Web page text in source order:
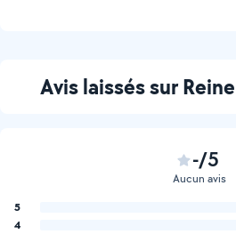
Avis laissés sur
-/5
Aucun avis
5
4